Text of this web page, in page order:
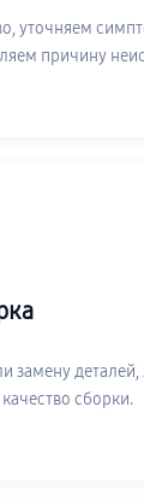
уточняем
причину
деталей,
сборки.